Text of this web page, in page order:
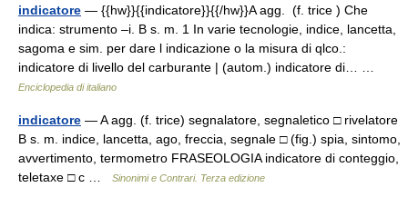
indicatore — {{hw}}{{indicatore}}{{/hw}}A agg. (f. trice ) Che
indica: strumento –i. B s. m. 1 In varie tecnologie, indice, lancetta,
sagoma e sim. per dare l indicazione o la misura di qlco.:
indicatore di livello del carburante | (autom.) indicatore di… …
Enciclopedia di italiano
indicatore — A agg. (f. trice) segnalatore, segnaletico □ rivelatore
B s. m. indice, lancetta, ago, freccia, segnale □ (fig.) spia, sintomo,
avvertimento, termometro FRASEOLOGIA indicatore di conteggio,
teletaxe □ c …
Sinonimi e Contrari. Terza edizione